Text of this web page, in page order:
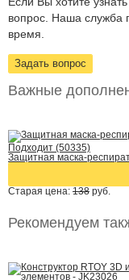
вопрос. Наша служба
время.
Задать вопрос
Важные
Подходит (50335)
Защитная маска-
Старая цена: 138 руб.
Рекомендуем